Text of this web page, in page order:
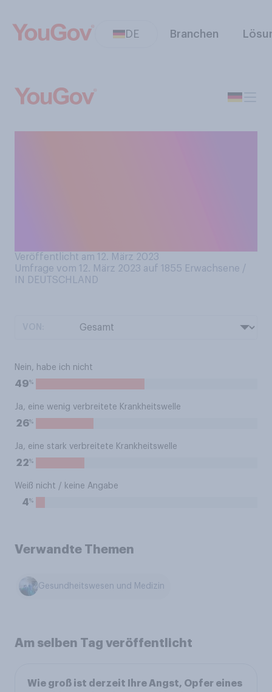
DE Branchen
Veröffentlicht am 12. März 2023
Umfrage vom 12. März 2023 auf 1855 Erwachsene /
IN DEUTSCHLAND
Nein, habe ich nicht
49%
Ja, eine wenig verbreitete Krankheitswelle
26%
Ja, eine stark verbreitete Krankheitswelle
22%
Weiß nicht / keine Angabe
4%
Verwandte Themen
Gesundheitswesen und Medizin
Am selben Tag veröffentlicht
Wie groß ist derzeit Ihre Angst, Opfer eines